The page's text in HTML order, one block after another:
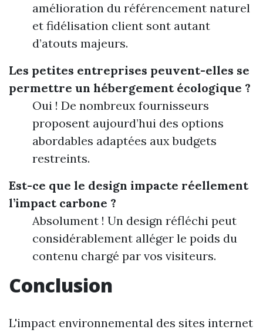
amélioration du référencement naturel
et fidélisation client sont autant
d’atouts majeurs.
Les petites entreprises peuvent-elles se
permettre un hébergement écologique ?
Oui ! De nombreux fournisseurs
proposent aujourd’hui des options
abordables adaptées aux budgets
restreints.
Est-ce que le design impacte réellement
l’impact carbone ?
Absolument ! Un design réfléchi peut
considérablement alléger le poids du
contenu chargé par vos visiteurs.
Conclusion
L'impact environnemental des sites internet